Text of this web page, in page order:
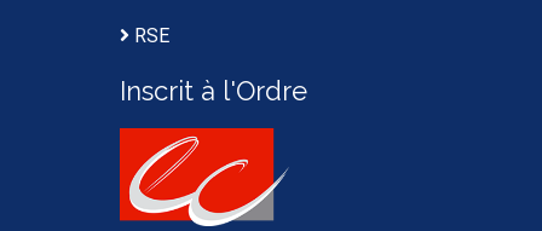
RSE
Inscrit à l'Ordre